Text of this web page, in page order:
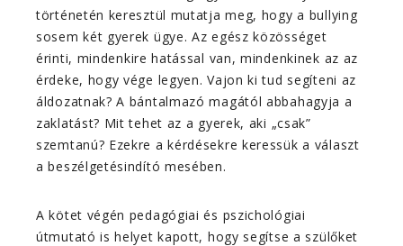
történetén keresztül mutatja meg, hogy a bullying
sosem két gyerek ügye. Az egész közösséget
érinti, mindenkire hatással van, mindenkinek az az
érdeke, hogy vége legyen. Vajon ki tud segíteni az
áldozatnak? A bántalmazó magától abbahagyja a
zaklatást? Mit tehet az a gyerek, aki „csak”
szemtanú? Ezekre a kérdésekre keressük a választ
a beszélgetésindító mesében.
A kötet végén pedagógiai és pszichológiai
útmutató is helyet kapott, hogy segítse a szülőket